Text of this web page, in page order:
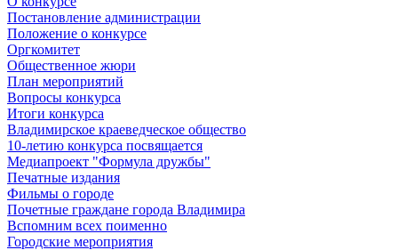
Постановление администрации
Положение о конкурсе
Оргкомитет
Общественное жюри
План мероприятий
Вопросы конкурса
Итоги конкурса
Владимирское краеведческое общество
10-летию конкурса посвящается
Медиапроект "Формула дружбы"
Печатные издания
Фильмы о городе
Почетные граждане города Владимира
Вспомним всех поименно
Городские мероприятия